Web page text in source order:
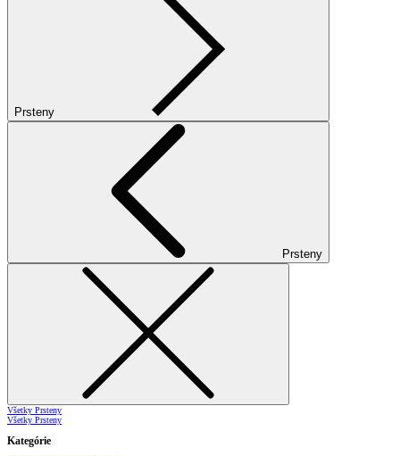
Prsteny
Prsteny
Všetky Prsteny
Všetky Prsteny
Kategórie